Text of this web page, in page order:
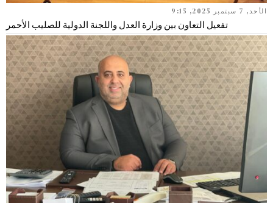
الأحد, 7 سبتمبر 2025, 9:15
تفعيل التعاون بين وزارة العدل واللجنة الدولية للصليب الأحمر